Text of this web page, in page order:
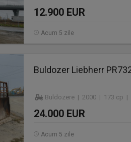
12.900 EUR
Acum 5 zile
Buldozer Liebherr
Buldozere | 2000 | 173 cp |
24.000 EUR
Acum 5 zile